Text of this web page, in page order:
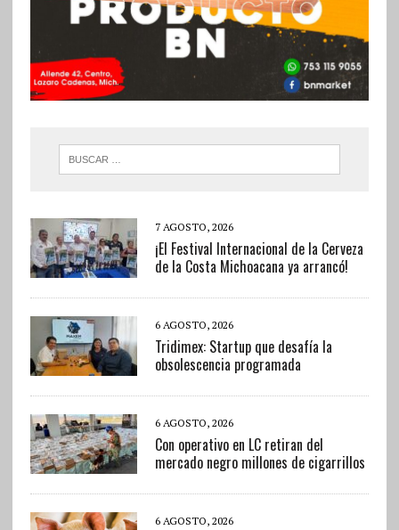
7 AGOSTO, 2026
¡El Festival Internacional de la Cerveza
de la Costa Michoacana ya arrancó!
6 AGOSTO, 2026
Tridimex: Startup que desafía la
obsolescencia programada
6 AGOSTO, 2026
Con operativo en LC retiran del
mercado negro millones de cigarrillos
6 AGOSTO, 2026